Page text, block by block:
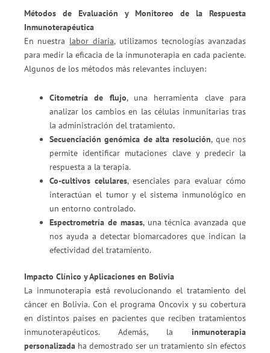
Métodos de Evaluación y Monitoreo de la Respuesta
Inmunoterapéutica
En nuestra labor diaria, utilizamos tecnologías avanzadas
para medir la eficacia de la inmunoterapia en cada paciente.
Algunos de los métodos más relevantes incluyen:
Citometría de flujo, una herramienta clave para
analizar los cambios en las células inmunitarias tras
la administración del tratamiento.
Secuenciación genómica de alta resolución, que nos
permite identificar mutaciones clave y predecir la
respuesta a la terapia.
Co-cultivos celulares, esenciales para evaluar cómo
interactúan el tumor y el sistema inmunológico en
un entorno controlado.
Espectrometría de masas, una técnica avanzada que
nos ayuda a detectar biomarcadores que indican la
efectividad del tratamiento.
Impacto Clínico y Aplicaciones en Bolivia
La inmunoterapia está revolucionando el tratamiento del
cáncer en Bolivia. Con el programa Oncovix y su cobertura
en distintos países en pacientes que reciben tratamientos
inmunoterapéuticos. Además, lainmunoterapia
personalizadaha demostrado ser un tratamiento sin efectos